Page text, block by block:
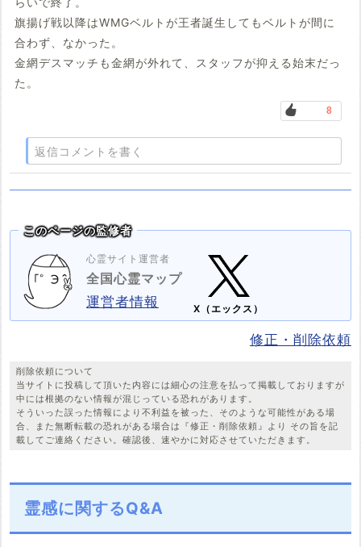
旗揚げ戦以降はWMGベルトが王者誕生してもベルトが間に
合わず、なかった。
金網デスマッチも金網が外れて、スタッフが抑える始末だっ
た。
8
返信コメントを書く
このページの監修者
心霊サイト運営者
全国心霊マップ
運営者情報
X（エックス）
修正・削除依頼
削除依頼について
当サイトに投稿して頂いた内容には細心の注意を払って掲載しておりますが
中には根拠のない情報が混じっている恐れがあります。
そういった誤った情報により不利益を被った、そのような可能性がある場
合、また無断転載の恐れがある場合は『修正・削除依頼』より その旨を記
載してご連絡ください。確認後、速やかに対応させていただきます。
霊感に関するQ&A